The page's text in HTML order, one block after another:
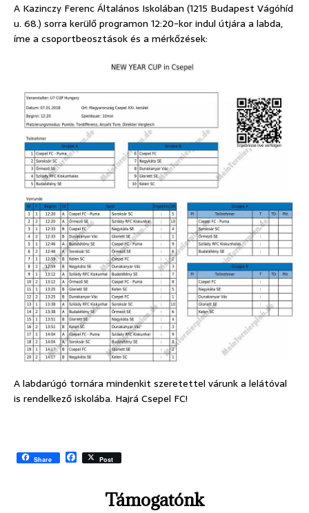
A Kazinczy Ferenc Általános Iskolában (1215 Budapest Vágóhíd
u. 68.) sorra kerülő programon 12:20-kor indul útjára a labda,
íme a csoportbeosztások és a mérkőzések:
A labdarúgó tornára mindenkit szeretettel várunk a lelátóval
is rendelkező iskolába. Hajrá Csepel FC!
Share F
a Post
Támogatónk